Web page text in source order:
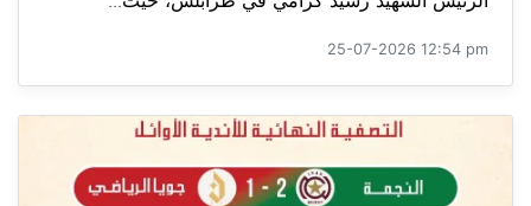
25-07-2026 12:54 pm